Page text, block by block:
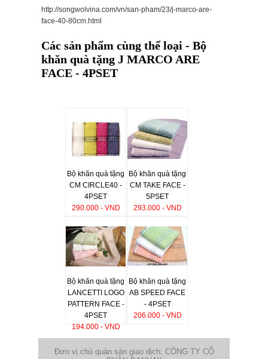
http://songwolvina.com/vn/san-pham/23/j-marco-are-
face-40-80cm.html
Các sản phẩm cùng thể loại - Bộ
khăn quà tặng J MARCO ARE
FACE - 4PSET
Bộ khăn quà tặng
CM CIRCLE40 -
4PSET
290.000 - VND
Bộ khăn quà tặng
CM TAKE FACE -
5PSET
293.000 - VND
Bộ khăn quà tặng
LANCETTI LOGO
PATTERN FACE -
4PSET
194.000 - VND
Bộ khăn quà tặng
AB SPEED FACE
- 4PSET
206.000 - VND
Đơn vị chủ quản sàn giao dịch: CÔNG TY CỔ